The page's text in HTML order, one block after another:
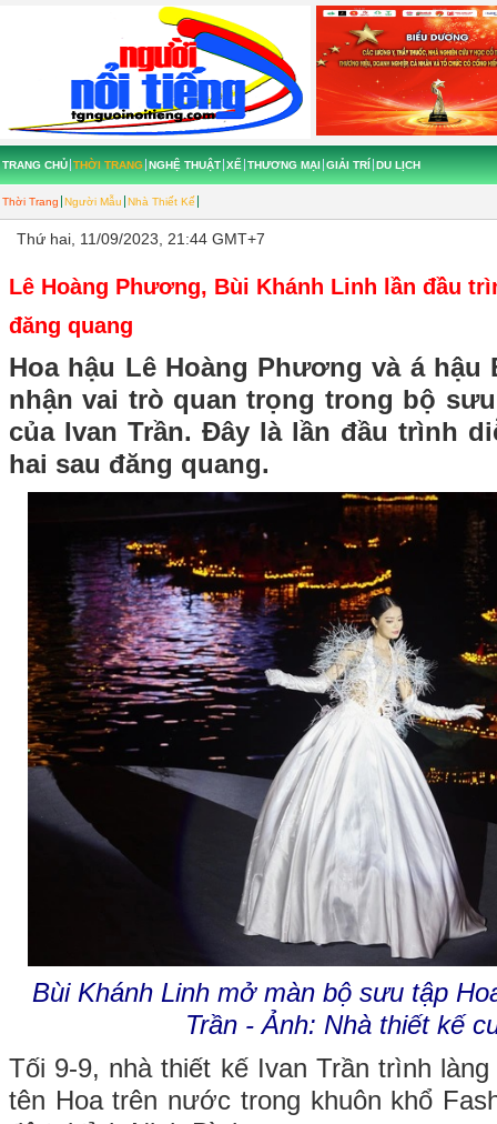
TRANG CHỦ THỜI TRANG
Thời Trang Người Mẫu Nhà Thiết Kế
NGHỆ THUẬT XẾ THƯƠNG MẠI GIẢI TRÍ DU LỊCH
Thứ hai, 11/09/2023, 21:44 GMT+7
Lê Hoàng Phương, Bùi Khánh Linh lần đầu
đăng quang
Hoa hậu Lê Hoàng Phương và á hậu
nhận vai trò quan trọng trong bộ sưu
của Ivan Trần. Đây là lần đầu trình
hai sau đăng quang.
Bùi Khánh Linh mở màn bộ sưu tập
Trần - Ảnh: Nhà thiết kế
Tối 9-9, nhà thiết kế Ivan Trần trình
tên Hoa trên nước trong khuôn khổ